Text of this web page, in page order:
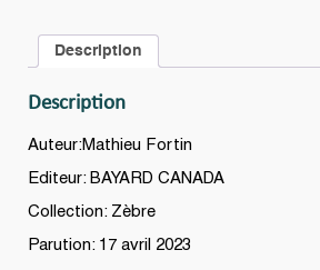
Description
Description
Auteur:Mathieu Fortin
Editeur: BAYARD CANADA
Collection: Zèbre
Parution: 17 avril 2023